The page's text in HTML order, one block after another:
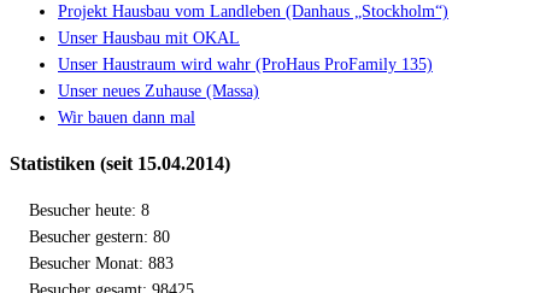
Projekt Hausbau vom Landleben (Danhaus „Stockholm“)
Unser Hausbau mit OKAL
Unser Haustraum wird wahr (ProHaus ProFamily 135)
Unser neues Zuhause (Massa)
Wir bauen dann mal
Statistiken (seit 15.04.2014)
Besucher heute: 8
Besucher gestern: 80
Besucher Monat: 883